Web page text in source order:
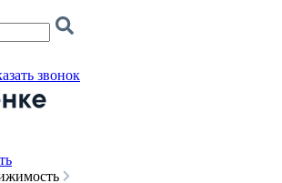
звонок